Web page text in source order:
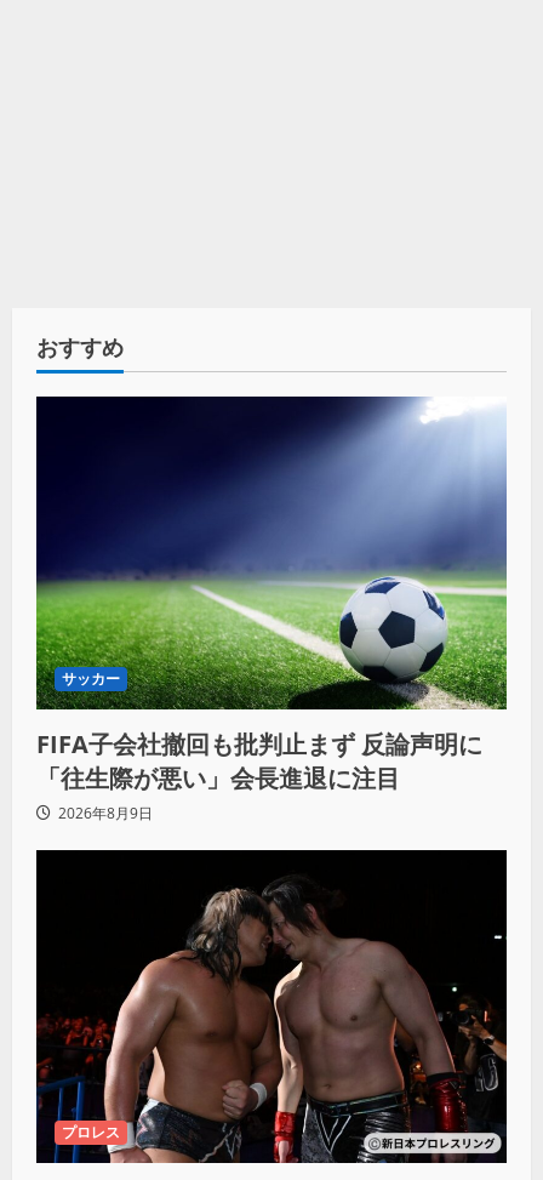
おすすめ
サッカー
FIFA子会社撤回も批判止まず 反論声明に
「往生際が悪い」会長進退に注目
2026年8月9日
プロレス